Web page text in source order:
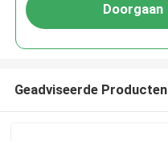
Doorgaan
Geadviseerde Producten